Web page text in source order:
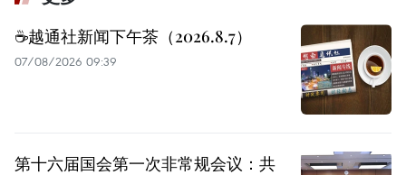
☕️越通社新闻下午茶（2026.8.7）
07/08/2026 09:39
第十六届国会第一次非常规会议：共